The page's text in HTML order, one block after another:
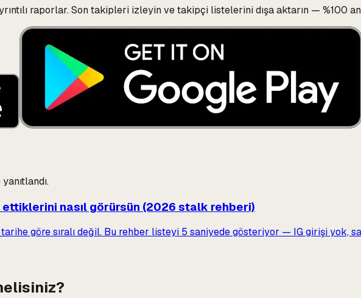
raporlar. Son takipleri izleyin ve takipçi listelerini dışa aktarın — %100
nasıl görürsün (2026 stalk rehberi)
göre sıralı değil. Bu rehber listeyi 5 saniyede gösteriyor — IG girişi yok,